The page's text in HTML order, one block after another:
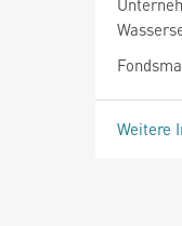
Weitere